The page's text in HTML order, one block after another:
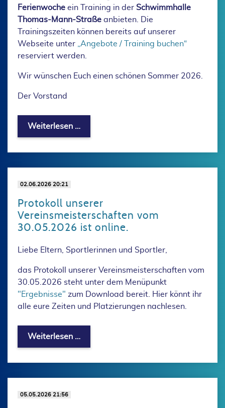
Ferienwoche ein Training in der Schwimmhalle
Thomas-Mann-Straße anbieten. Die
Trainingszeiten können bereits auf unserer
Webseite unter
„Angebote / Training buchen“
reserviert werden.
Wir wünschen Euch einen schönen Sommer 2026.
Der Vorstand
Weiterlesen …
02.06.2026 20:21
Protokoll unserer
Vereinsmeisterschaften vom
30.05.2026 ist online.
Liebe Eltern, Sportlerinnen und Sportler,
das Protokoll unserer Vereinsmeisterschaften vom
30.05.2026 steht unter dem Menüpunkt
"Ergebnisse" zum Download bereit. Hier könnt ihr
alle eure Zeiten und Platzierungen nachlesen.
Weiterlesen …
05.05.2026 21:56